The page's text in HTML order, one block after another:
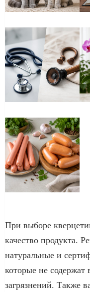
При выборе
качество продукта.
натуральные и
которые не содержат
загрязнений. Также